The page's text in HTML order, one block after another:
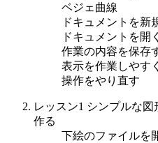
ベジェ曲線
ドキュメントを新
ドキュメントを開
作業の内容を保存
表示を作業しやす
操作をやり直す
レッスン1 シンプルな
作る
下絵のファイルを